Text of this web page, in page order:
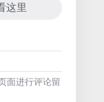
这里
面进行评论留